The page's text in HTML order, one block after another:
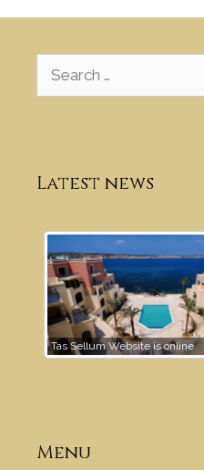
Latest news
Tas Sellum Website is online
Menu